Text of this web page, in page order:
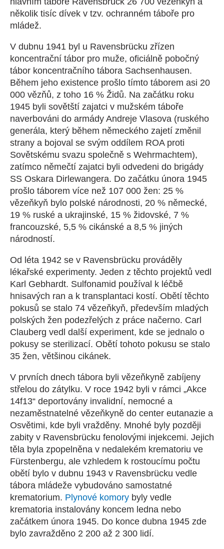
několik tisíc dívek v tzv. ochranném táboře pro
mládež.
V dubnu 1941 byl u Ravensbrücku zřízen
koncentrační tábor pro muže, oficiálně pobočný
tábor koncentračního tábora Sachsenhausen.
Během jeho existence prošlo tímto táborem asi 20
000 vězňů, z toho 16 % Židů. Na začátku roku
1945 byli sovětští zajatci v mužském táboře
naverbováni do armády Andreje Vlasova (ruského
generála, který během německého zajetí změnil
strany a bojoval se svým oddílem ROA proti
Sovětskému svazu společně s Wehrmachtem),
zatímco němečtí zajatci byli odvedeni do brigády
SS Oskara Dirlewangera. Do začátku února 1945
prošlo táborem více než 107 000 žen: 25 %
vězeňkyň bylo polské národnosti, 20 % německé,
19 % ruské a ukrajinské, 15 % židovské, 7 %
francouzské, 5,5 % cikánské a 8,5 % jiných
národností.
Od léta 1942 se v Ravensbrücku prováděly
lékařské experimenty. Jeden z těchto projektů vedl
Karl Gebhardt. Sulfonamid používal k léčbě
hnisavých ran a k transplantaci kostí. Obětí těchto
pokusů se stalo 74 vězeňkyň, především mladých
polských žen podezřelých z práce načerno. Carl
Clauberg vedl další experiment, kde se jednalo o
pokusy se sterilizací. Obětí tohoto pokusu se stalo
35 žen, většinou cikánek.
V prvních dnech tábora byli vězeňkyně zabíjeny
střelou do zátylku. V roce 1942 byli v rámci „Akce
14f13“ deportovány invalidní, nemocné a
nezaměstnatelné vězeňkyně do center eutanazie a
Osvětimi, kde byli vražděny. Mnohé byly později
zabity v Ravensbrücku fenolovými injekcemi. Jejich
těla byla zpopelněna v nedalekém krematoriu ve
Fürstenbergu, ale vzhledem k rostoucímu počtu
obětí bylo v dubnu 1943 v Ravensbrücku vedle
tábora mládeže vybudováno samostatné
krematorium. Plynové komory byly vedle
krematoria instalovány koncem ledna nebo
začátkem února 1945. Do konce dubna 1945 zde
bylo zavražděno 2 200 až 2 300 lidí.